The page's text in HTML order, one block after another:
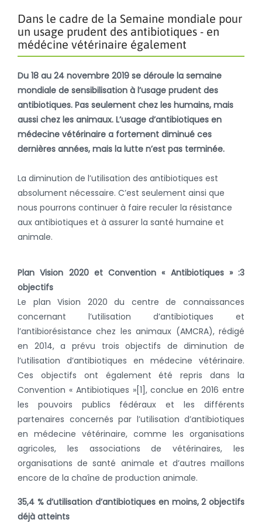
Dans le cadre de la Semaine mondiale pour
un usage prudent des antibiotiques - en
médécine vétérinaire également
Du 18 au 24 novembre 2019 se déroule la semaine
mondiale de sensibilisation à l’usage prudent des
antibiotiques. Pas seulement chez les humains, mais
aussi chez les animaux. L’usage d’antibiotiques en
médecine vétérinaire a fortement diminué ces
dernières années, mais la lutte n’est pas terminée.
La diminution de l’utilisation des antibiotiques est
absolument nécessaire. C’est seulement ainsi que
nous pourrons continuer à faire reculer la résistance
aux antibiotiques et à assurer la santé humaine et
animale.
Plan Vision 2020 et Convention « Antibiotiques » :3
objectifs
Le plan Vision 2020 du centre de connaissances
concernant l’utilisation d’antibiotiques et
l’antibiorésistance chez les animaux (AMCRA), rédigé
en 2014, a prévu trois objectifs de diminution de
l’utilisation d’antibiotiques en médecine vétérinaire.
Ces objectifs ont également été repris dans la
Convention « Antibiotiques »[1], conclue en 2016 entre
les pouvoirs publics fédéraux et les différents
partenaires concernés par l’utilisation d’antibiotiques
en médecine vétérinaire, comme les organisations
agricoles, les associations de vétérinaires, les
organisations de santé animale et d’autres maillons
encore de la chaîne de production animale.
35,4 % d’utilisation d’antibiotiques en moins, 2 objectifs
déjà atteints